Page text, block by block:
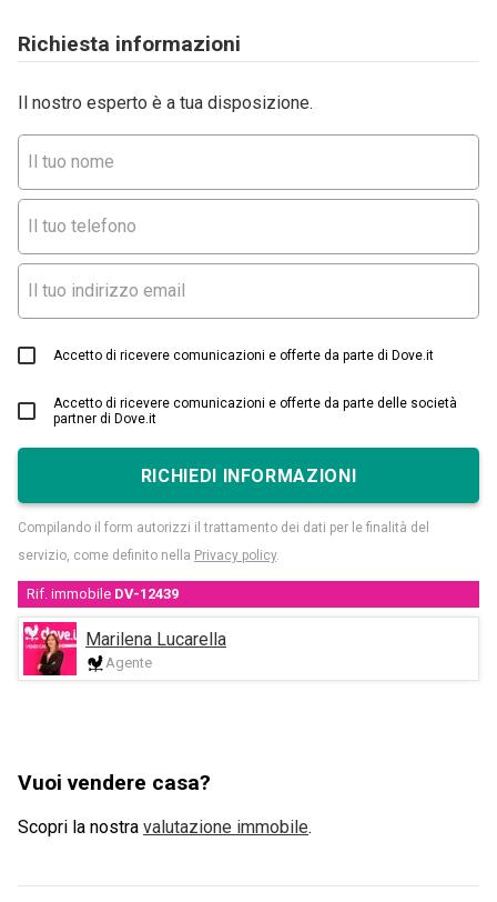
Richiesta informazioni
Il nostro esperto è a tua disposizione.
Accetto di ricevere comunicazioni e offerte da parte di Dove.it
Accetto di ricevere comunicazioni e offerte da parte delle società
partner di Dove.it
RICHIEDI INFORMAZIONI
Compilando il form autorizzi il trattamento dei dati per le finalità del
servizio, come definito nella Privacy policy.
Rif. immobile DV-12439
Marilena Lucarella
Agente
Vuoi vendere casa?
Scopri la nostra valutazione immobile.